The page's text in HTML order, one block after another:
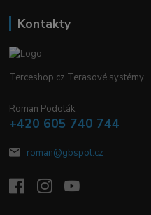
Kontakty
Terceshop.cz Terasové systémy
Roman Podolák
+420 605 740 744
roman@gbspol.cz